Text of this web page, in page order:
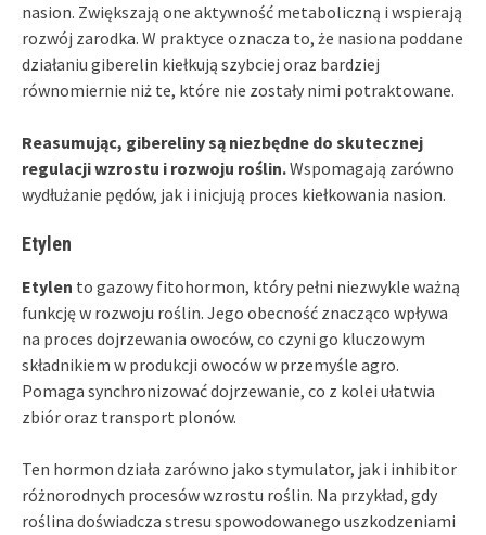
nasion. Zwiększają one aktywność metaboliczną i wspierają
rozwój zarodka. W praktyce oznacza to, że nasiona poddane
działaniu giberelin kiełkują szybciej oraz bardziej
równomiernie niż te, które nie zostały nimi potraktowane.
Reasumując, gibereliny są niezbędne do skutecznej
regulacji wzrostu i rozwoju roślin.Wspomagają zarówno
wydłużanie pędów, jak i inicjują proces kiełkowania nasion.
Etylen
Etylen to gazowy fitohormon, który pełni niezwykle ważną
funkcję w rozwoju roślin. Jego obecność znacząco wpływa
na proces dojrzewania owoców, co czyni go kluczowym
składnikiem w produkcji owoców w przemyśle agro.
Pomaga synchronizować dojrzewanie, co z kolei ułatwia
zbiór oraz transport plonów.
Ten hormon działa zarówno jako stymulator, jak i inhibitor
różnorodnych procesów wzrostu roślin. Na przykład, gdy
roślina doświadcza stresu spowodowanego uszkodzeniami